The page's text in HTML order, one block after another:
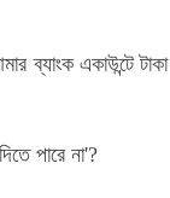
ব্যাংক একাউন্টে টাকা
পারে না'?